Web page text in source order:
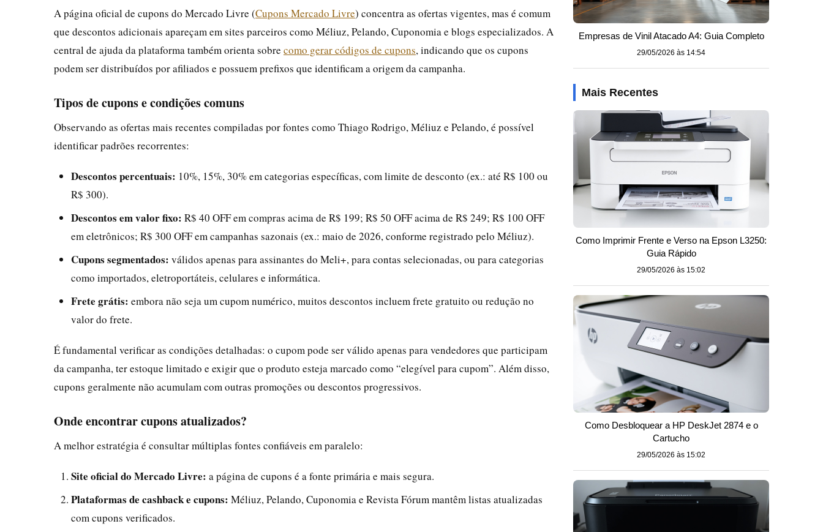
A página oficial de cupons do Mercado Livre (Cupons Mercado Livre) concentra as ofertas vigentes, mas é comum
que descontos adicionais apareçam em sites parceiros como Méliuz, Pelando, Cuponomia e blogs especializados. A
central de ajuda da plataforma também orienta sobre como gerar códigos de cupons, indicando que os cupons
podem ser distribuídos por afiliados e possuem prefixos que identificam a origem da campanha.
Tipos de cupons e condições comuns
Observando as ofertas mais recentes compiladas por fontes como Thiago Rodrigo, Méliuz e Pelando, é possível
identificar padrões recorrentes:
Descontos percentuais: 10%, 15%, 30% em categorias específicas, com limite de desconto (ex.: até R$ 100 ou
R$ 300).
Descontos em valor fixo: R$ 40 OFF em compras acima de R$ 199; R$ 50 OFF acima de R$ 249; R$ 100 OFF
em eletrônicos; R$ 300 OFF em campanhas sazonais (ex.: maio de 2026, conforme registrado pelo Méliuz).
Cupons segmentados: válidos apenas para assinantes do Meli+, para contas selecionadas, ou para categorias
como importados, eletroportáteis, celulares e informática.
Frete grátis: embora não seja um cupom numérico, muitos descontos incluem frete gratuito ou redução no
valor do frete.
É fundamental verificar as condições detalhadas: o cupom pode ser válido apenas para vendedores que participam
da campanha, ter estoque limitado e exigir que o produto esteja marcado como “elegível para cupom”. Além disso,
cupons geralmente não acumulam com outras promoções ou descontos progressivos.
Onde encontrar cupons atualizados?
A melhor estratégia é consultar múltiplas fontes confiáveis em paralelo:
Site oficial do Mercado Livre: a página de cupons é a fonte primária e mais segura.
Plataformas de cashback e cupons: Méliuz, Pelando, Cuponomia e Revista Fórum mantêm listas atualizadas
com cupons verificados.
Empresas de Vinil Atacado A4: Guia Completo
29/05/2026 às 14:54
Mais Recentes
Como Imprimir Frente e Verso na Epson L3250:
Guia Rápido
29/05/2026 às 15:02
Como Desbloquear a HP DeskJet 2874 e o
Cartucho
29/05/2026 às 15:02